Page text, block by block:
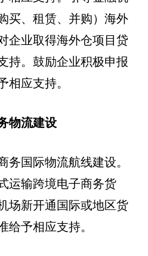
买、租赁、并购）海外
企业取得海外仓项目贷
持。鼓励企业积极申报
相应支持。
物流建设
务国际物流航线建设。
运输跨境电子商务货
场新开通国际或地区货
给予相应支持。